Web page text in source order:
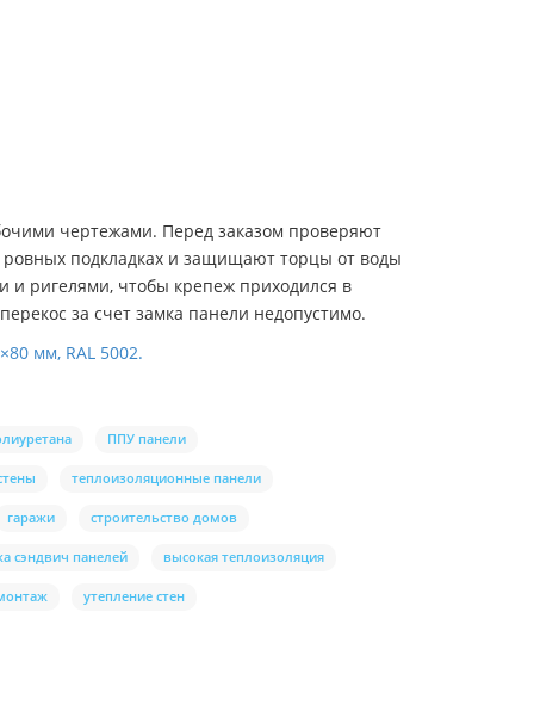
чертежами. Перед заказом проверяют
подкладках и защищают торцы от воды
и ригелями, чтобы крепеж приходился в
за счет замка панели недопустимо.
мм, RAL 5002.
ППУ панели
теплоизоляционные панели
гаражи строительство домов
сэндвич панелей высокая теплоизоляция
утепление стен